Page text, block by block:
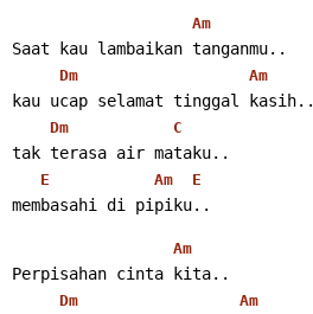
Am
Saat kau lambaikan tanganmu..
Dm Am
kau ucap selamat tinggal kasih..
Dm C
tak terasa air mataku..
E Am E
membasahi di pipiku..
Am
Perpisahan cinta kita..
Dm Am